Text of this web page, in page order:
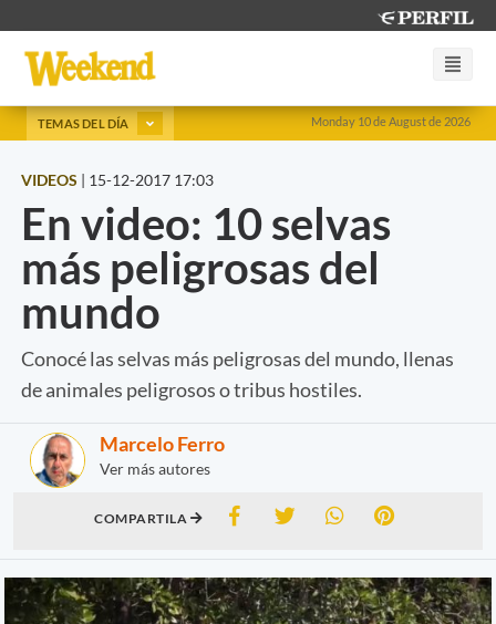
Monday 10 de August de 2026
TEMAS DEL DÍA
VIDEOS | 15-12-2017 17:03
En video: 10 selvas
más peligrosas del
mundo
Conocé las selvas más peligrosas del mundo, llenas
de animales peligrosos o tribus hostiles.
Marcelo Ferro
Ver más autores
COMPARTILA